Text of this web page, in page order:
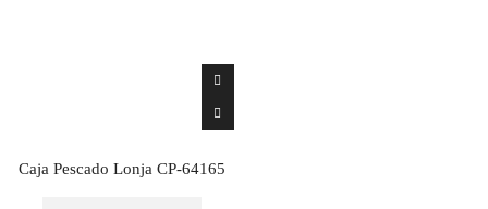
Caja Pescado Lonja CP-64165